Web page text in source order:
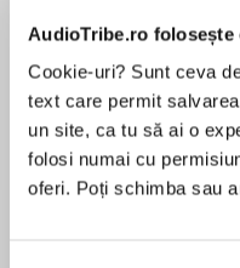
AudioTribe.ro folosește
Cookie-uri? Sunt ceva
text care permit
un site, ca tu să ai o
folosi numai cu
oferi. Poți schimba sau
Desprecarte
Former Navy SEAL
—on a medevac helo
IED. He’s not